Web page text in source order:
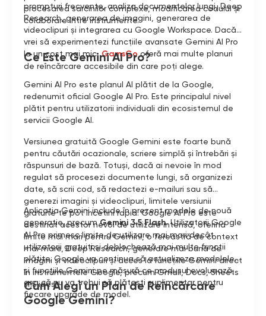
procesarea sarcinilor complexe, modificarea codului și
colaborare între instrumente.
prompturi frecvente, analiza documentelor lungi, Deep
Research, generarea de imagini, generarea de
videoclipuri și integrarea cu Google Workspace. Dacă
vrei să experimentezi funcțiile avansate Gemini AI Pro
la un cost mai mic,GamsGooferă mai multe planuri
de reîncărcare accesibile din care poți alege.
Ce Este Gemini AI Pro?
Gemini AI Pro este planul AI plătit de la Google,
redenumit oficial Google AI Pro. Este principalul nivel
plătit pentru utilizatorii individuali din ecosistemul de
servicii Google AI.
Versiunea gratuită Google Gemini este foarte bună
pentru căutări ocazionale, scriere simplă și întrebări și
răspunsuri de bază. Totuși, dacă ai nevoie în mod
regulat să procesezi documente lungi, să organizezi
date, să scrii cod, să redactezi e-mailuri sau să
generezi imagini și videoclipuri, limitele versiunii
gratuite te pot încetini rapid. Google AI Pro este
destinat acestor nevoi de utilizare intensă, oferind
limite mai mari pentru Gemini, o fereastră de context
mai mare, Deep Research, generare mai bună de
imagini și videoclipuri și acces la funcțiile Gemini direct
în instrumentele Google, precum Gmail, Docs, Sheets
și Slides.
Aplicația Gemini include în prezent modele de nouă
generație, precumGemini 3.5 Flash. Utilizatorii Google
AI Pro primesc limite de utilizare mai mari decât
utilizatorii gratuiți și deblochează mai multe funcții
plătite. Google va continua să actualizeze modelele
și funcțiile Gemini pe măsură ce produsul evoluează,
așa că nu va trebui să plătești suplimentar pentru
fiecare upgrade de model.
Cum Alegi un Plan de Reîncărcare
Google Gemini?